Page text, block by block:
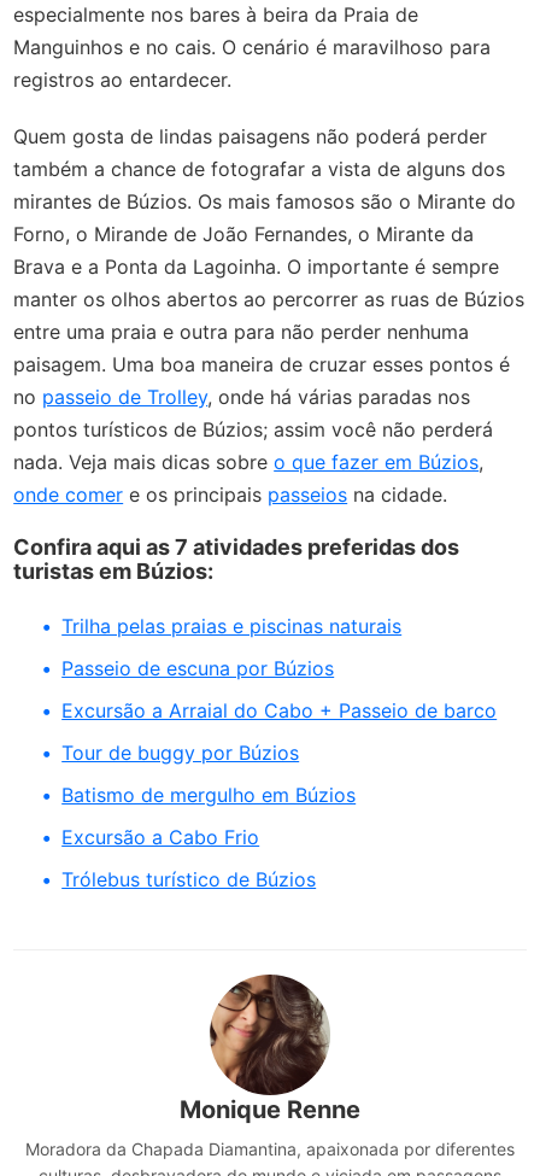
especialmente nos bares à beira da Praia de
Manguinhos e no cais. O cenário é maravilhoso para
registros ao entardecer.
Quem gosta de lindas paisagens não poderá perder
também a chance de fotografar a vista de alguns dos
mirantes de Búzios. Os mais famosos são o Mirante do
Forno, o Mirande de João Fernandes, o Mirante da
Brava e a Ponta da Lagoinha. O importante é sempre
manter os olhos abertos ao percorrer as ruas de Búzios
entre uma praia e outra para não perder nenhuma
paisagem. Uma boa maneira de cruzar esses pontos é
no passeio de Trolley, onde há várias paradas nos
pontos turísticos de Búzios; assim você não perderá
nada. Veja mais dicas sobreo que fazer em Búzios,
onde comer e os principais passeios na cidade.
Confira aqui as 7 atividades preferidas dos
turistas em Búzios:
Trilha pelas praias e piscinas naturais
Passeio de escuna por Búzios
Excursão a Arraial do Cabo + Passeio de barco
Tour de buggy por Búzios
Batismo de mergulho em Búzios
Excursão a Cabo Frio
Trólebus turístico de Búzios
Monique Renne
Moradora da Chapada Diamantina, apaixonada por diferentes